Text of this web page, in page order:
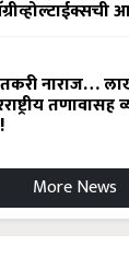
नाराज…
तणावासह
More News